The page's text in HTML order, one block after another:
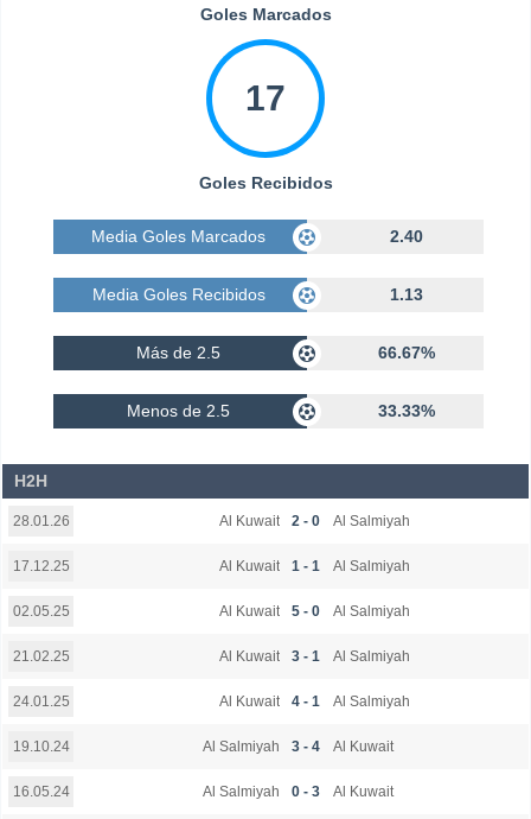
Goles Marcados
17
Goles Recibidos
Media Goles Marcados 2.40
Media Goles Recibidos 1.13
Más de 2.5 66.67%
Menos de 2.5 33.33%
H2H
28.01.26 Al Kuwait 2 - 0 Al Salmiyah
17.12.25 Al Kuwait 1 - 1 Al Salmiyah
02.05.25 Al Kuwait 5 - 0 Al Salmiyah
21.02.25 Al Kuwait 3 - 1 Al Salmiyah
24.01.25 Al Kuwait 4 - 1 Al Salmiyah
19.10.24 Al Salmiyah 3 - 4 Al Kuwait
16.05.24 Al Salmiyah 0 - 3 Al Kuwait